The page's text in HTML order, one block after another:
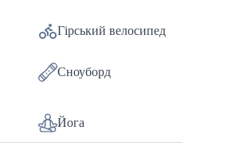
Гірський велосипед
Сноуборд
Йога